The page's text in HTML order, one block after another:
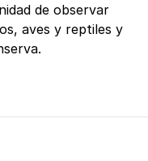
de observar
aves y reptiles y